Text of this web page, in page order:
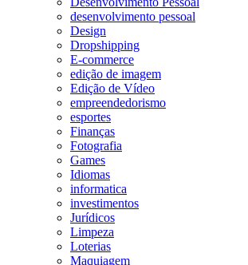
desenvolvimento pessoal
Design
Dropshipping
E-commerce
edição de imagem
Edição de Vídeo
empreendedorismo
esportes
Finanças
Fotografia
Games
Idiomas
informatica
investimentos
Jurídicos
Limpeza
Loterias
Maquiagem